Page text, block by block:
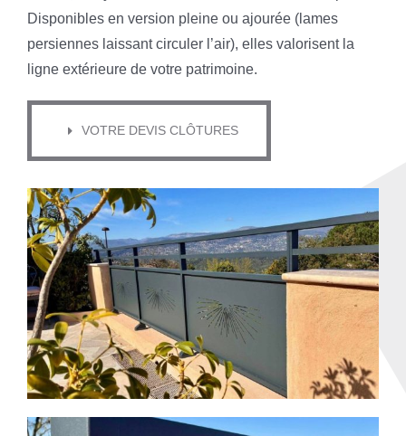
Disponibles en version pleine ou ajourée (lames
persiennes laissant circuler l’air), elles valorisent la
ligne extérieure de votre patrimoine.
VOTRE DEVIS CLÔTURES